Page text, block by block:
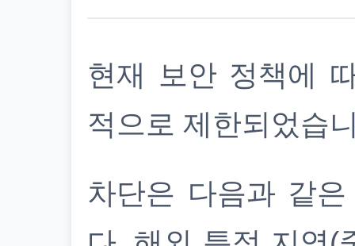
현재 보안 정책에
적으로 제한되었습
차단은 다음과 같